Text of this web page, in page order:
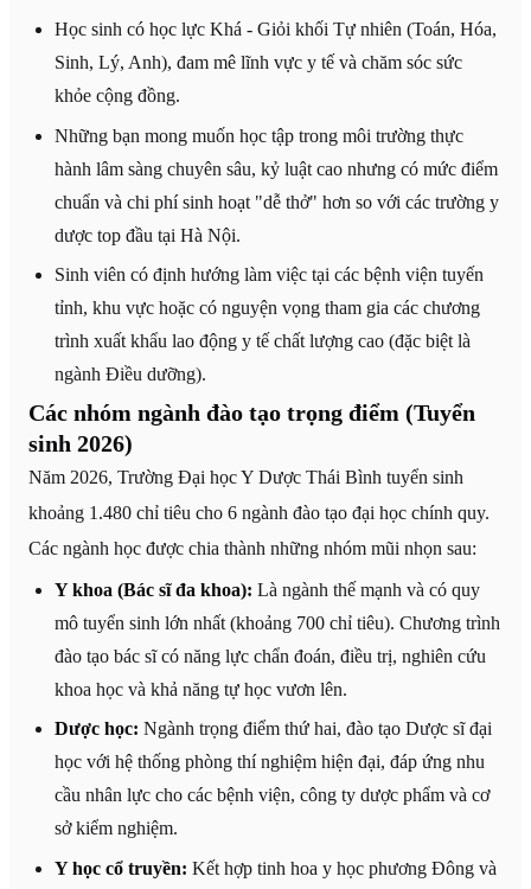
Học sinh có học lực Khá - Giỏi khối Tự nhiên (Toán, Hóa,
Sinh, Lý, Anh), đam mê lĩnh vực y tế và chăm sóc sức
khỏe cộng đồng.
Những bạn mong muốn học tập trong môi trường thực
hành lâm sàng chuyên sâu, kỷ luật cao nhưng có mức điểm
chuẩn và chi phí sinh hoạt "dễ thở" hơn so với các trường y
dược top đầu tại Hà Nội.
Sinh viên có định hướng làm việc tại các bệnh viện tuyến
tỉnh, khu vực hoặc có nguyện vọng tham gia các chương
trình xuất khẩu lao động y tế chất lượng cao (đặc biệt là
ngành Điều dưỡng).
Các nhóm ngành đào tạo trọng điểm (Tuyển
sinh 2026)
Năm 2026, Trường Đại học Y Dược Thái Bình tuyển sinh
khoảng 1.480 chỉ tiêu cho 6 ngành đào tạo đại học chính quy.
Các ngành học được chia thành những nhóm mũi nhọn sau:
Y khoa (Bác sĩ đa khoa): Là ngành thế mạnh và có quy
mô tuyển sinh lớn nhất (khoảng 700 chỉ tiêu). Chương trình
đào tạo bác sĩ có năng lực chẩn đoán, điều trị, nghiên cứu
khoa học và khả năng tự học vươn lên.
Dược học: Ngành trọng điểm thứ hai, đào tạo Dược sĩ đại
học với hệ thống phòng thí nghiệm hiện đại, đáp ứng nhu
cầu nhân lực cho các bệnh viện, công ty dược phẩm và cơ
sở kiểm nghiệm.
Y học cổ truyền: Kết hợp tinh hoa y học phương Đông và